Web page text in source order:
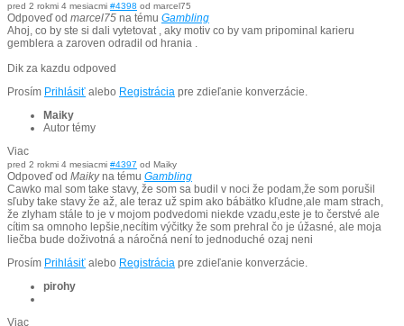
pred 2 rokmi 4 mesiacmi #4398 od marcel75
Odpoveď od marcel75 na tému Gambling
Ahoj, co by ste si dali vytetovat , aky motiv co by vam pripominal karieru
gemblera a zaroven odradil od hrania .
Dik za kazdu odpoved
Prosím Prihlásiť alebo Registrácia pre zdieľanie konverzácie.
Maiky
Autor témy
Viac
pred 2 rokmi 4 mesiacmi #4397 od Maiky
Odpoveď od Maikyna tému Gambling
Cawko mal som take stavy, že som sa budil v noci že podam,že som porušil
sľuby take stavy že až, ale teraz už spim ako bábätko kľudne,ale mam strach,
že zlyham stále to je v mojom podvedomi niekde vzadu,este je to čerstvé ale
cítim sa omnoho lepšie,necítim výčitky že som prehral čo je úžasné, ale moja
liečba bude doživotná a náročná není to jednoduché ozaj neni
Prosím Prihlásiť alebo Registrácia pre zdieľanie konverzácie.
pirohy
Viac